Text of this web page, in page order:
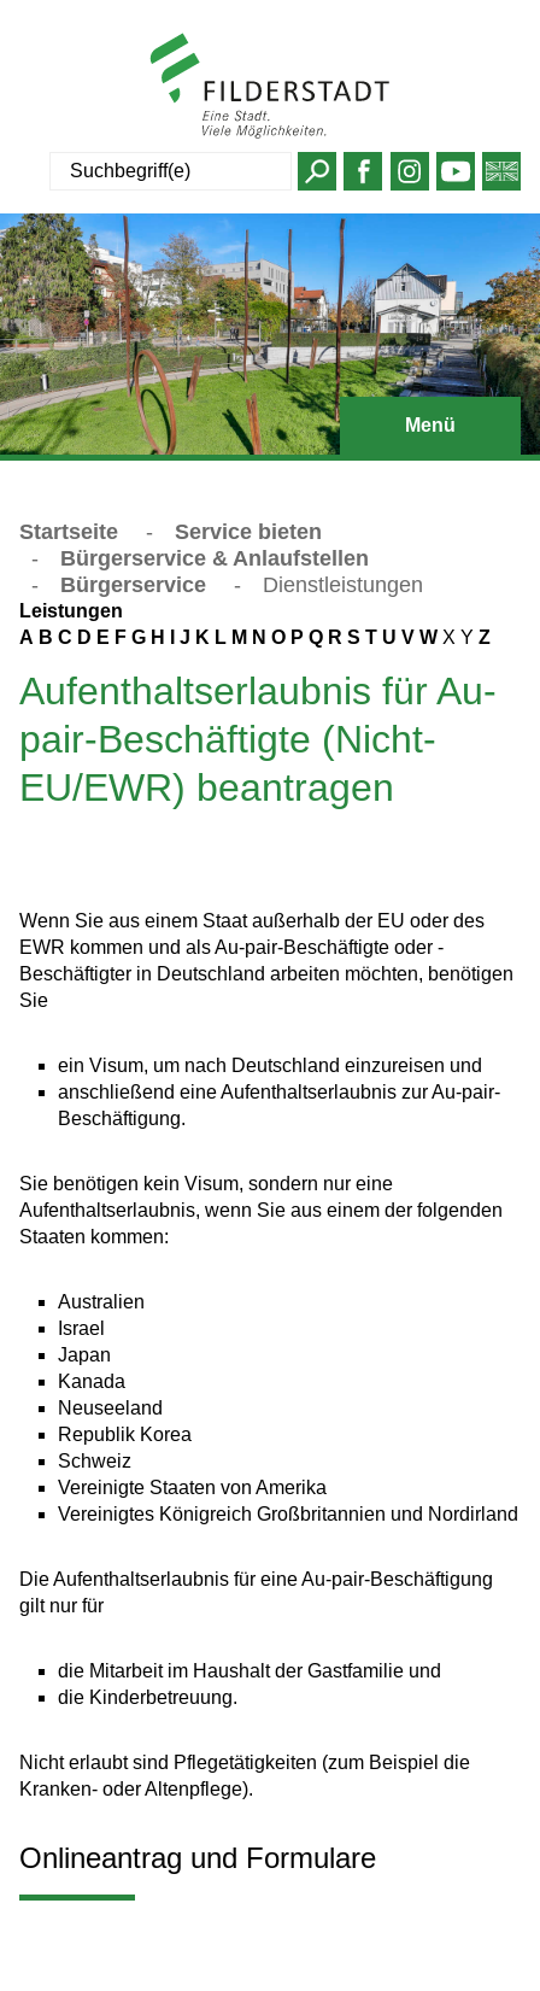
Menü
Startseite -
Service bieten
-
Bürgerservice & Anlaufstellen
-
Bürgerservice - Dienstleistungen
Leistungen
A B C D E F G H J K L M N O P Q R S T U V W X Y Z
Aufenthaltserlaubnis für Au-
pair-Beschäftigte (Nicht-
EU/EWR) beantragen
Wenn Sie aus einem Staat außerhalb der EU oder des
EWR kommen und als Au-pair-Beschäftigte oder -
Beschäftigter in Deutschland arbeiten möchten, benötigen
Sie
ein Visum, um nach Deutschland einzureisen und
anschließend eine Aufenthaltserlaubnis zur Au-pair-
Beschäftigung.
Sie benötigen kein Visum, sondern nur eine
Aufenthaltserlaubnis, wenn Sie aus einem der folgenden
Staaten kommen:
Australien
Israel
Japan
Kanada
Neuseeland
Republik Korea
Schweiz
Vereinigte Staaten von Amerika
Vereinigtes Königreich Großbritannien und Nordirland
Die Aufenthaltserlaubnis für eine Au-pair-Beschäftigung
gilt nur für
die Mitarbeit im Haushalt der Gastfamilie und
die Kinderbetreuung.
Nicht erlaubt sind Pflegetätigkeiten (zum Beispiel die
Kranken- oder Altenpflege).
Onlineantrag und Formulare